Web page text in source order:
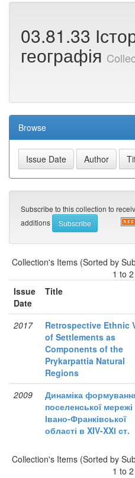
03.81.33
географія
Browse
Subscribe to this collection to
additions
Collection's Items (Sorted by
1 to
Issue
Date
Title
2017
Retrospective Ethnic
of Settlements as
Components of the
Prykarpattia Natural
Regions
2009
Динаміка
поселенської мережі
Івано-Франківської
області в XIV-XXІ ст.
Collection's Items (Sorted by
1 to